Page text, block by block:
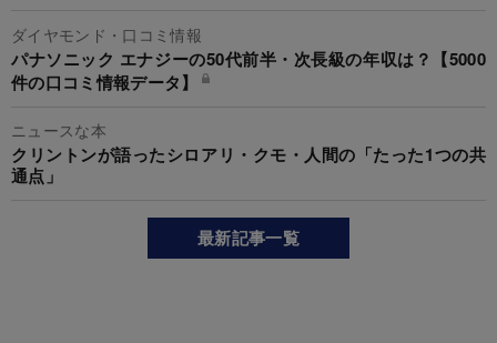
ダイヤモンド・口コミ情報
パナソニック エナジーの50代前半・次長級の年収は？【5000
件の口コミ情報データ】
ニュースな本
クリントンが語ったシロアリ・クモ・人間の「たった1つの共
通点」
最新記事一覧